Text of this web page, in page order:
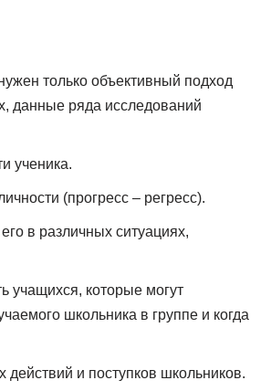
только объективный подход
данные ряда исследований
ученика.
(прогресс – регресс).
в различных ситуациях,
учащихся, которые могут
школьника в группе и когда
и поступков школьников.